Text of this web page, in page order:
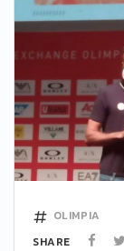
OLIMPIA
SHARE